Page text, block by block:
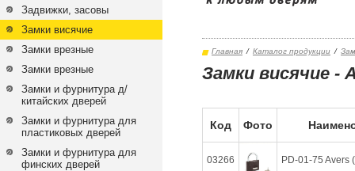
Задвижки, засовы
Замки висячие
Замки врезные
Замки врезные
Замки и фурнитура д/
китайских дверей
Замки и фурнитура для
пластиковых дверей
Замки и фурнитура для
финских дверей
Главная / Каталог продукции /
Замки висячие -
Код Фото
03266 PD-01-75 Avers